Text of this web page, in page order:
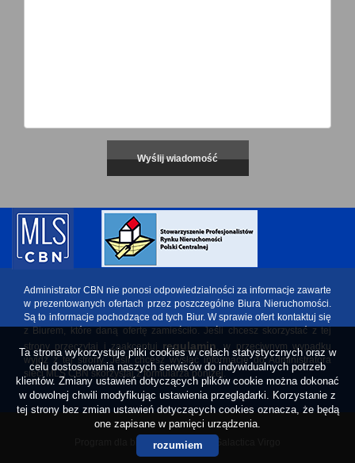
Administrator CBN nie ponosi odpowiedzialności za informacje zawarte
w prezentowanych ofertach przez poszczególne Biura Nieruchomości.
Są to informacje pochodzące od tych Biur. W sprawie ofert kontaktuj się
z Biurem, które daną ofertę zamieściło. Jeśli chcesz skorzystać z tej
strony przeczytaj i zaakceptuj regulamin, w przeciwnym wypadku
wyjdź z tej strony. Jeśli chcesz wysłać informację do Administratora
sieci MLS CBN skorzystaj z formularza poniżej.
Program dla biur nieruchomości
Ta strona wykorzystuje pliki cookies w celach statystycznych oraz w
celu dostosowania naszych serwisów do indywidualnych potrzeb
klientów. Zmiany ustawień dotyczących plików cookie można dokonać
w dowolnej chwili modyfikując ustawienia przeglądarki. Korzystanie z
tej strony bez zmian ustawień dotyczących cookies oznacza, że będą
one zapisane w pamięci urządzenia.
rozumiem